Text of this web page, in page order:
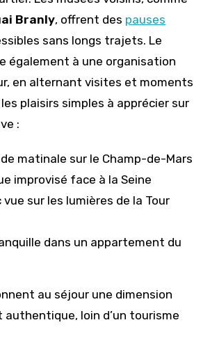
Branly, offrent des pauses
sans longs trajets. Le
également à une organisation
en alternant visites et moments
plaisirs simples à apprécier sur
:
matinale sur le Champ-de-Mars
improvisé face à la Seine
vue sur les lumières de la Tour
dans un appartement du
au séjour une dimension
authentique, loin d’un tourisme